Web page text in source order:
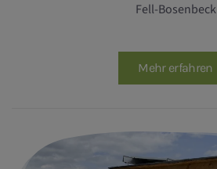
Fell-Bosenbeck
Mehr erfahren